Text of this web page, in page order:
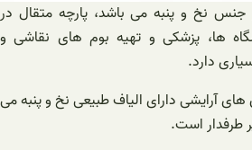
جنس نخ و پنبه می باشد، پارچه متقال در
ها، پزشکی و تهیه بوم های نقاشی و
دارد.
های آرایشی دارای الیاف طبیعی نخ و پنبه می
طرفدار است.